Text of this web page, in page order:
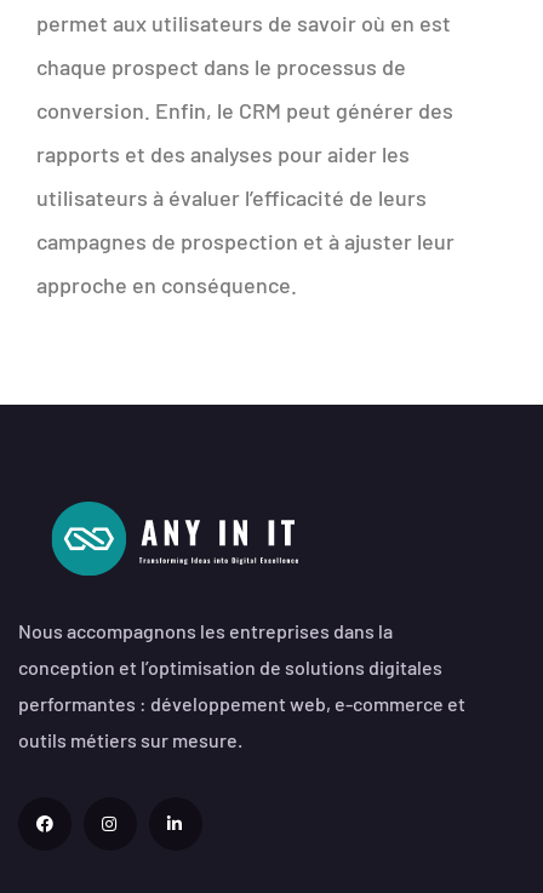
permet aux utilisateurs de savoir où en est
chaque prospect dans le processus de
conversion. Enfin, le CRM peut générer des
rapports et des analyses pour aider les
utilisateurs à évaluer l’efficacité de leurs
campagnes de prospection et à ajuster leur
approche en conséquence.
Nous accompagnons les entreprises dans la
conception et l’optimisation de solutions digitales
performantes : développement web, e-commerce et
outils métiers sur mesure.